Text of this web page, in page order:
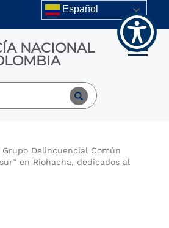
Español
NACIONAL Toggle
Delincuencial Común
en Riohacha, dedicados al